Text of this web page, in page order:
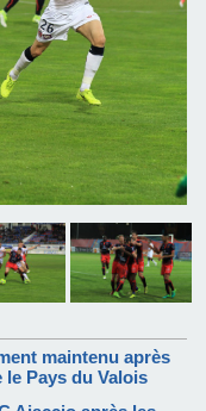
maintenu après
Pays du Valois